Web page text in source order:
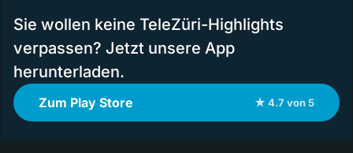
Sie wollen keine TeleZüri-Highlights
verpassen? Jetzt unsere App
herunterladen.
Zum Play Store ★ 4.7 von 5